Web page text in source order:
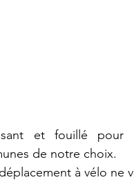
et fouillé
de notre choix.
à vélo ne